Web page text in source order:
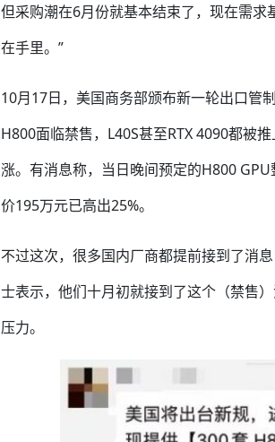
但采购潮在6月份就基本结束了，现在需
在手里。”
10月17日，美国商务部颁布新一轮出口管
H800面临禁售，L40S甚至RTX 4090都被
涨。有消息称，当日晚间预定的H800
价195万元已高出25%。
不过这次，很多国内厂商都提前接到了消
士表示，他们十月初就接到了这个（禁售
压力。